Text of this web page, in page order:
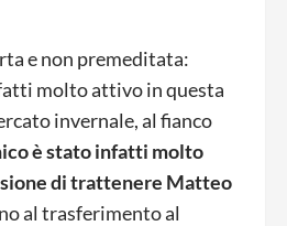
e non premeditata:
molto attivo in questa
invernale, al fianco
è stato infatti molto
di trattenere Matteo
al trasferimento al